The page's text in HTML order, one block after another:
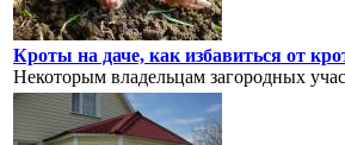
Кроты на даче, как избавиться от
Некоторым владельцам загородных